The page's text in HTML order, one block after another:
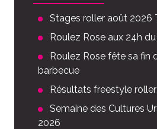
Stages roller août 2026
Roulez Rose aux 24h
Roulez Rose fête sa fin
barbecue
Résultats freestyle
Semaine des Cultures
2026